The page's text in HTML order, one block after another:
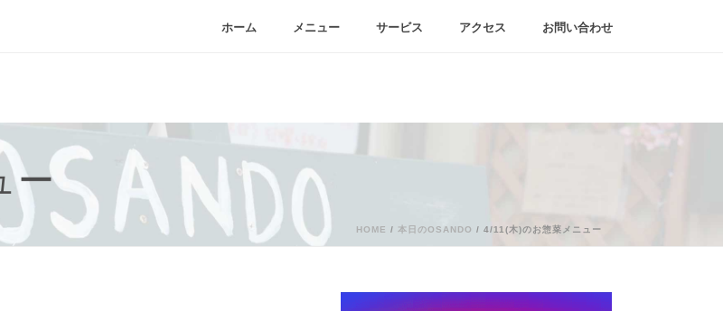
ホーム メニュー サービス アクセス お問い合わせ
ー
HOME / 本日のOSANDO / 4/11(木)のお惣菜メニュー